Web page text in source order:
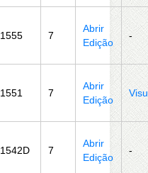
1555 7
Abrir
Edição
-
1551 7
Abrir
Edição
1542D 7
Abrir
Edição
-